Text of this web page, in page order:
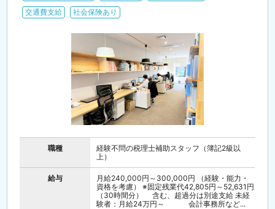
交通費支給
社会保険あり
職種
経験不問の税理士補助スタッフ（簿記2級以
上）
給与
月給240,000円～300,000円 （経験・能力・
資格を考慮） ※固定残業代42,805円～52,631円
（30時間分） 含む、超過分は別途支給 未経
験者：月給24万円～ 会計事務所など...